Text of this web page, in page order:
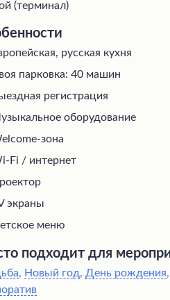
(терминал)
русская кухня
парковка: 40 машин
регистрация
оборудование
зона
Fi / интернет
экраны
меню
подходит для
, Новый год, День рождения,